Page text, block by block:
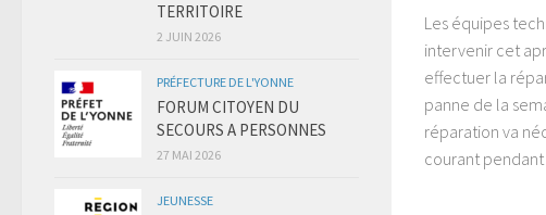
Les équipes
intervenir cet
effectuer la
panne de la
réparation va
courant pendant
TERRITOIRE
2 JUIN 2026
PRÉFECTURE DE L'YONNE
FORUM CITOYEN DU
SECOURS A PERSONNES
27 MAI 2026
JEUNESSE